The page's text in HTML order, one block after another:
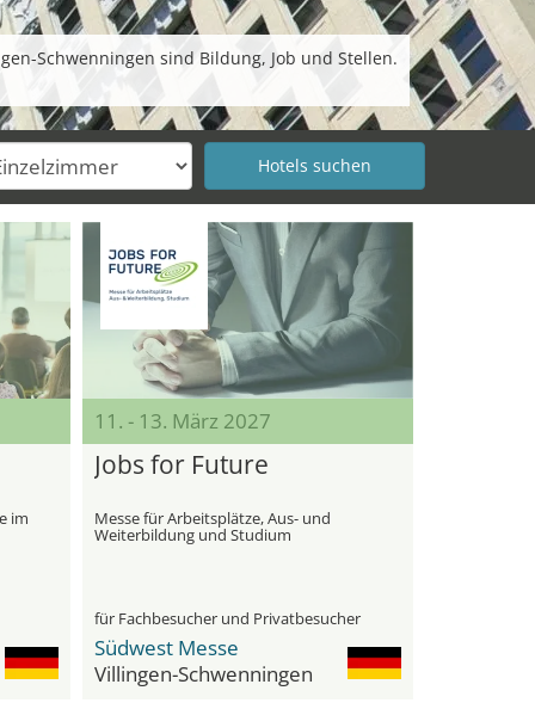
Schwenningen sind Bildung, Job und Stellen.
im
11. - 13. März 2027
Jobs for Future
Messe für Arbeitsplätze, Aus- und
Weiterbildung und Studium
für Fachbesucher und Privatbesucher
Südwest Messe
Villingen-Schwenningen